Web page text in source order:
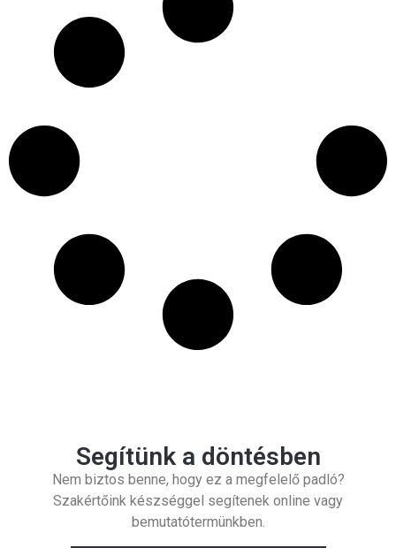
Segítünk a döntésben
Nem biztos benne, hogy ez a megfelelő padló?
Szakértőink készséggel segítenek online vagy
bemutatótermünkben.